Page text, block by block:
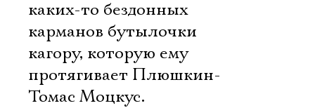
каких-то бездонных
карманов бутылочки
кагору, которую ему
протягивает Плюшкин-
Томас Моцкус.